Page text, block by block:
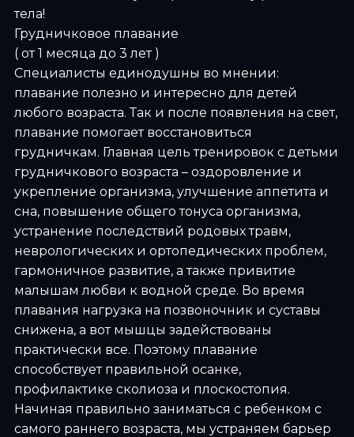
тела!
Грудничковое плавание
( от 1 месяца до 3 лет )
Специалисты единодушны во мнении:
плавание полезно и интересно для детей
любого возраста. Так и после появления на свет,
плавание помогает восстановиться
грудничкам. Главная цель тренировок с детьми
грудничкового возраста – оздоровление и
укрепление организма, улучшение аппетита и
сна, повышение общего тонуса организма,
устранение последствий родовых травм,
неврологических и ортопедических проблем,
гармоничное развитие, а также привитие
малышам любви к водной среде. Во время
плавания нагрузка на позвоночник и суставы
снижена, а вот мышцы задействованы
практически все. Поэтому плавание
способствует правильной осанке,
профилактике сколиоза и плоскостопия.
Начиная правильно заниматься с ребенком с
самого раннего возраста, мы устраняем барьер